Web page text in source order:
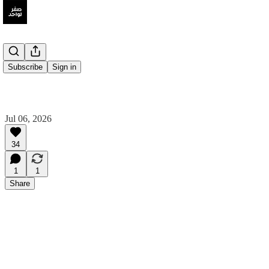
Subscribe Sign in
Jul 06, 2026
34
1
1
Share